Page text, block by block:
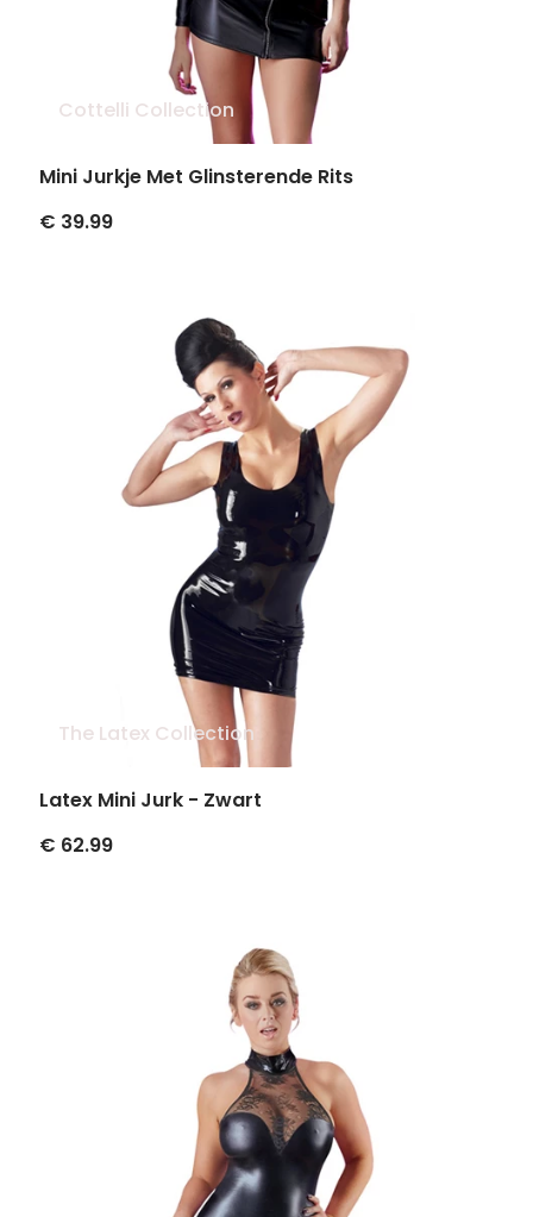
Cottelli Collection
Mini Jurkje Met Glinsterende Rits
€ 39.99
The Latex Collection
Latex Mini Jurk - Zwart
€ 62.99